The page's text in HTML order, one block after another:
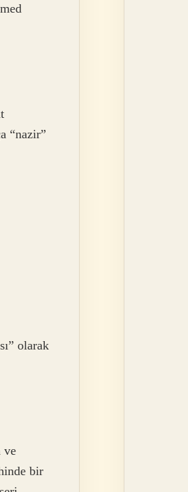
“nazir”
olarak
ve
bir